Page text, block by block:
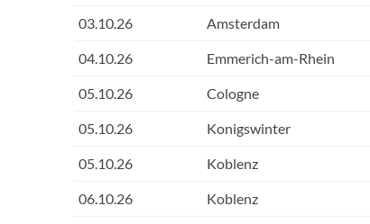
03.10.26 Amsterdam
04.10.26 Emmerich-am-Rhein
05.10.26 Cologne
05.10.26 Konigswinter
05.10.26 Koblenz
06.10.26 Koblenz